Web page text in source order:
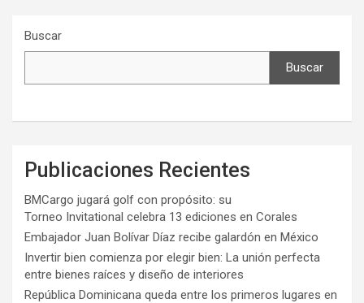
Buscar
Buscar
Publicaciones Recientes
BMCargo jugará golf con propósito: su
Torneo Invitational celebra 13 ediciones en Corales
Embajador Juan Bolívar Díaz recibe galardón en México
Invertir bien comienza por elegir bien: La unión perfecta
entre bienes raíces y diseño de interiores
República Dominicana queda entre los primeros lugares en